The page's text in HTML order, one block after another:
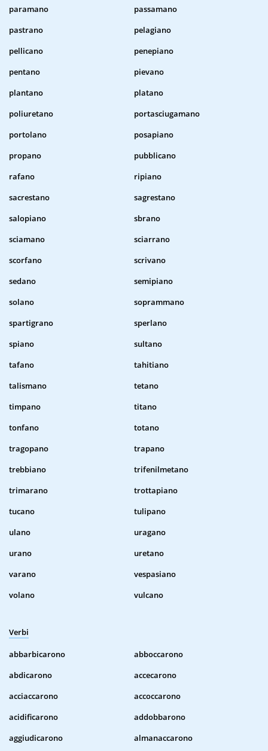
paramano
passamano
pastrano
pelagiano
pellicano
penepiano
pentano
pievano
plantano
platano
poliuretano
portasciugamano
portolano
posapiano
propano
pubblicano
rafano
ripiano
sacrestano
sagrestano
salopiano
sbrano
sciamano
sciarrano
scorfano
scrivano
sedano
semipiano
solano
soprammano
spartigrano
sperlano
spiano
sultano
tafano
tahitiano
talismano
tetano
timpano
titano
tonfano
totano
tragopano
trapano
trebbiano
trifenilmetano
trimarano
trottapiano
tucano
tulipano
ulano
uragano
urano
uretano
varano
vespasiano
volano
vulcano
Verbi
abbarbicarono
abboccarono
abdicarono
accecarono
acciaccarono
accoccarono
acidificarono
addobbarono
aggiudicarono
almanaccarono